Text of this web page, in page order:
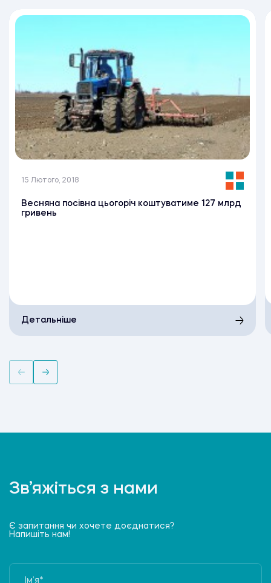
15 Лютого, 2018
Весняна посівна цьогоріч коштуватиме 127 млрд
гривень
Детальніше
Зв’яжіться з нами
Є запитання чи хочете доєднатися?
Напишіть нам!